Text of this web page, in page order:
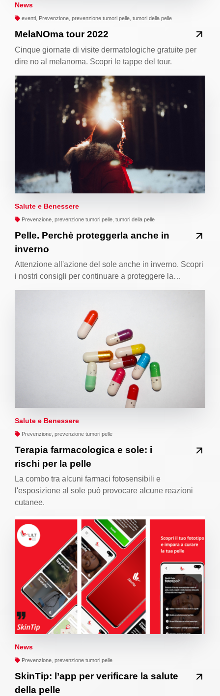
News
eventi, Prevenzione, prevenzione tumori pelle, tumori della pelle
MelaNOma tour 2022
Cinque giornate di visite dermatologiche gratuite per
dire no al melanoma. Scopri le tappe del tour.
Salute e Benessere
Prevenzione, prevenzione tumori pelle, tumori della pelle
Pelle. Perchè proteggerla anche in
inverno
Attenzione all'azione del sole anche in inverno. Scopri
i nostri consigli per continuare a proteggere la…
Salute e Benessere
Prevenzione, prevenzione tumori pelle
Terapia farmacologica e sole: i
rischi per la pelle
La combo tra alcuni farmaci fotosensibili e
l'esposizione al sole può provocare alcune reazioni
cutanee.
News
Prevenzione, prevenzione tumori pelle
SkinTip: l’app per verificare la salute
della pelle